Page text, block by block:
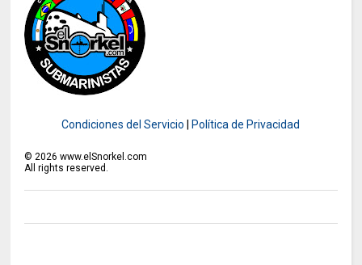
Condiciones del Servicio Política de Privacidad
© 2026 www.elSnorkel.com
All rights reserved.